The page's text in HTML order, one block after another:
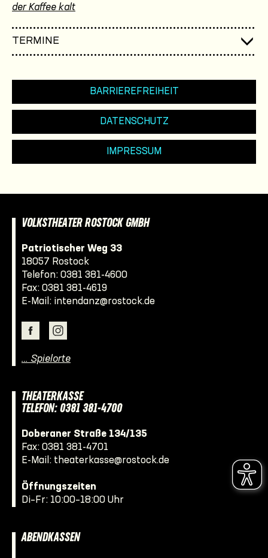
der Kaffee kalt
TERMINE
BARRIEREFREIHEIT
DATENSCHUTZ
IMPRESSUM
VOLKSTHEATER ROSTOCK GMBH
Patriotischer Weg 33
18057 Rostock
Telefon: 0381 381-4600
Fax: 0381 381-4619
E-Mail: intendanz@rostock.de
… Spielorte
THEATERKASSE
TELEFON: 0381 381-4700
Doberaner Straße 134/135
Fax: 0381 381-4701
E-Mail: theaterkasse@rostock.de
Öffnungszeiten
Di–Fr: 10:00–18:00 Uhr
ABENDKASSEN